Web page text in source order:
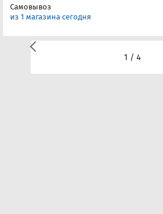
Самовывоз
из 1 магазина сегодня
1 / 4